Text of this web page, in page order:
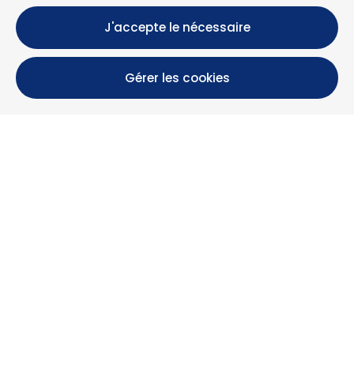
J'accepte le nécessaire
Gérer les cookies